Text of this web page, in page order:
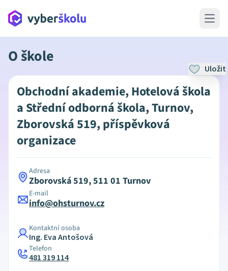
Open
O škole
Uložit
Obchodní akademie, Hotelová škola
a Střední odborná škola, Turnov,
Zborovská 519, příspěvková
organizace
Adresa
Zborovská 519, 511 01 Turnov
E-mail
info@ohsturnov.cz
Kontaktní osoba
Ing. Eva Antošová
Telefon
481 319 114